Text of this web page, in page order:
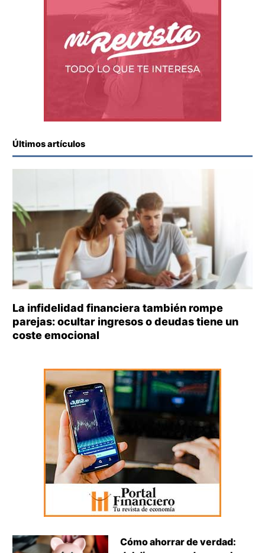
Últimos artículos
La infidelidad financiera también rompe
parejas: ocultar ingresos o deudas tiene un
coste emocional
Cómo ahorrar de verdad: